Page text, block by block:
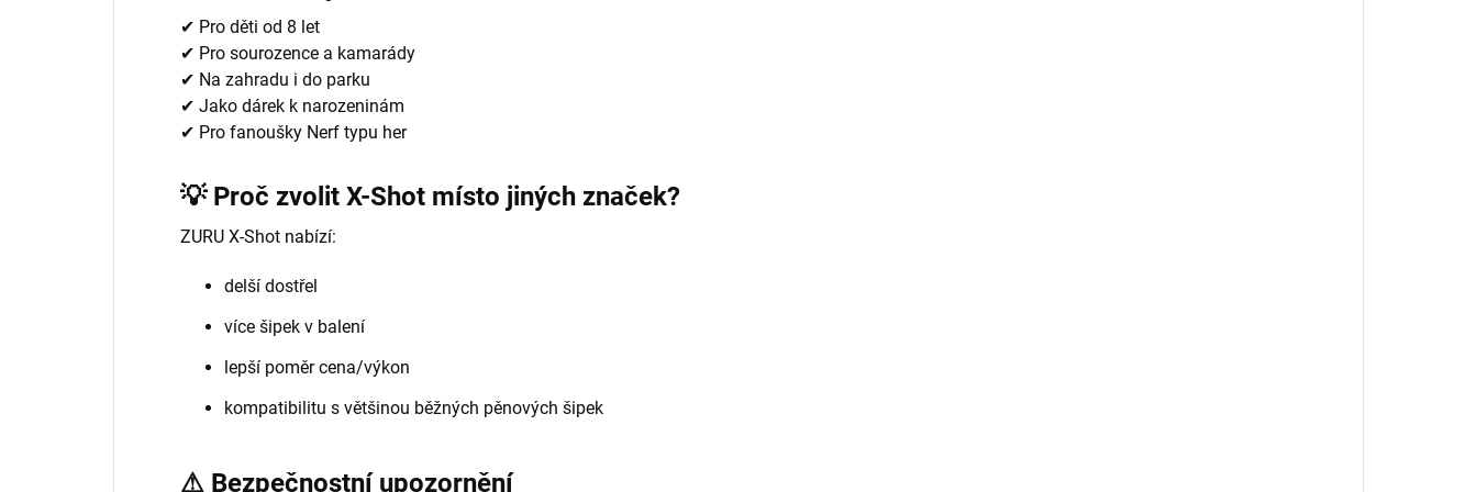
✔ Pro děti od 8 let
✔ Pro sourozence a kamarády
✔ Na zahradu i do parku
✔ Jako dárek k narozeninám
✔ Pro fanoušky Nerf typu her
💡 Proč zvolit X-Shot místo jiných značek?
ZURU X-Shot nabízí:
delší dostřel
více šipek v balení
lepší poměr cena/výkon
kompatibilitu s většinou běžných pěnových šipek
⚠ Bezpečnostní upozornění